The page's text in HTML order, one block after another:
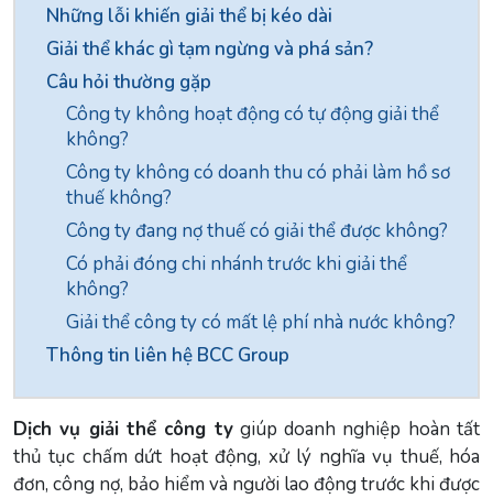
Những lỗi khiến giải thể bị kéo dài
Giải thể khác gì tạm ngừng và phá sản?
Câu hỏi thường gặp
Công ty không hoạt động có tự động giải thể
không?
Công ty không có doanh thu có phải làm hồ sơ
thuế không?
Công ty đang nợ thuế có giải thể được không?
Có phải đóng chi nhánh trước khi giải thể
không?
Giải thể công ty có mất lệ phí nhà nước không?
Thông tin liên hệ BCC Group
Dịch vụ giải thể công tygiúp doanh nghiệp hoàn tất
thủ tục chấm dứt hoạt động, xử lý nghĩa vụ thuế, hóa
đơn, công nợ, bảo hiểm và người lao động trước khi được